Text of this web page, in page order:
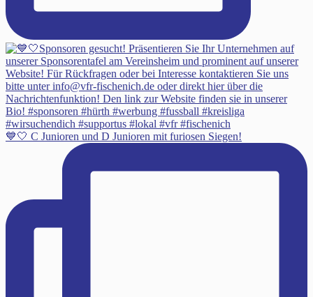
💙🤍 C Junioren und D Junioren mit furiosen Siegen!